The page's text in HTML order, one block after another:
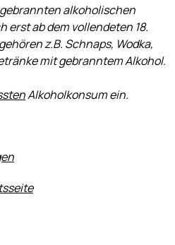
alkoholischen
erst ab dem vollendeten 18.
z.B. Schnaps, Wodka,
mit gebranntem Alkohol.
Alkoholkonsum ein.